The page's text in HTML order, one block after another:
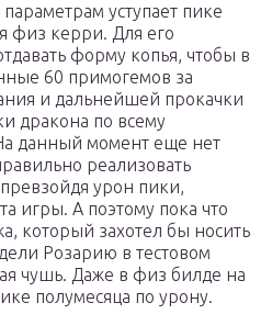
уступает пике
физ керри. Для его
форму копья, чтобы в
60 примогемов за
и дальнейшей прокачки
дракона по всему
данный момент еще нет
реализовать
урон пики,
игры. А поэтому пока что
который захотел бы носить
Розарию в тестовом
чушь. Даже в физ билде на
полумесяца по урону.